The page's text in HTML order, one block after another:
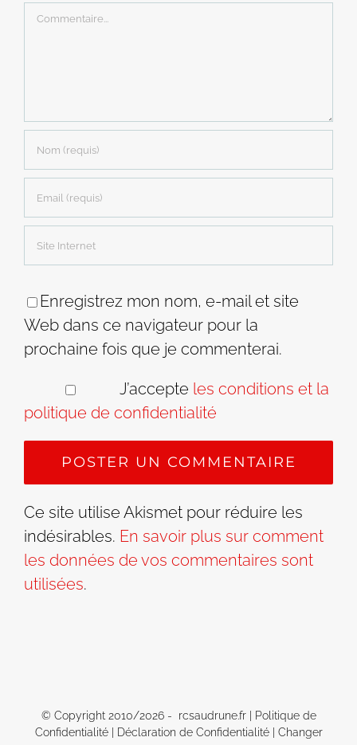
Commentaire
Enregistrez mon nom, e-mail et site
Web dans ce navigateur pour la
prochaine fois que je commenterai.
J’accepte les conditions et la
politique de confidentialité
Ce site utilise Akismet pour réduire les
indésirables. En savoir plus sur comment
les données de vos commentaires sont
utilisées.
© Copyright 2010/2026 - rcsaudrune.fr |
Politique de
Confidentialité| Déclaration de Confidentialité| Changer